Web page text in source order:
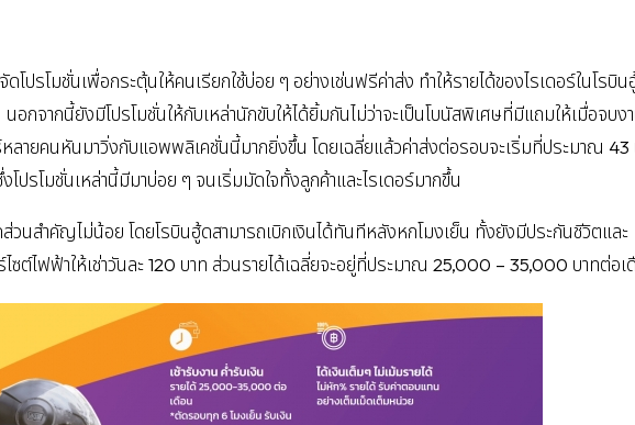
โปรโมชั่นเพื่อกระตุ้นให้คนเรียกใช้บ่อย ๆ อย่างเช่นฟรีค่าส่ง ทำให้รายได้ของไรเดอร์ในโรบิ
กจากนี้ยังมีโปรโมชั่นให้กับเหล่านักขับให้ได้ยิ้มกันไม่ว่าจะเป็นโบนัสพิเศษที่มีแถมให้เมื่อจบง
ลายคนหันมาวิ่งกับแอพพลิเคชั่นนี้มากยิ่งขึ้น โดยเฉลี่ยแล้วค่าส่งต่อรอบจะเริ่มที่ประมาณ 43
โปรโมชั่นเหล่านี้มีมาบ่อย ๆ จนเริ่มมัดใจทั้งลูกค้าและไรเดอร์มากขึ้น
วนสำคัญไม่น้อย โดยโรบินฮู้ดสามารถเบิกเงินได้ทันทีหลังหกโมงเย็น ทั้งยังมีประกันชีวิตและ
ต์ไฟฟ้าให้เช่าวันละ 120 บาท ส่วนรายได้เฉลี่ยจะอยู่ที่ประมาณ 25,000 – 35,000 บาทต่อเ